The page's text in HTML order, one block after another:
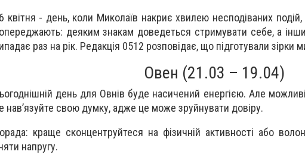
квітня - день, коли Миколаїв накриє хвилею несподіваних
деяким знакам доведеться стримувати себе, а
раз на рік. Редакція 0512 розповідає, що підготували зірки
Овен (21.03 – 19.04)
день для Овнів буде насичений енергією. Але
нав’язуйте свою думку, адже це може зруйнувати довіру.
краще сконцентруйтеся на фізичній активності або
напругу.